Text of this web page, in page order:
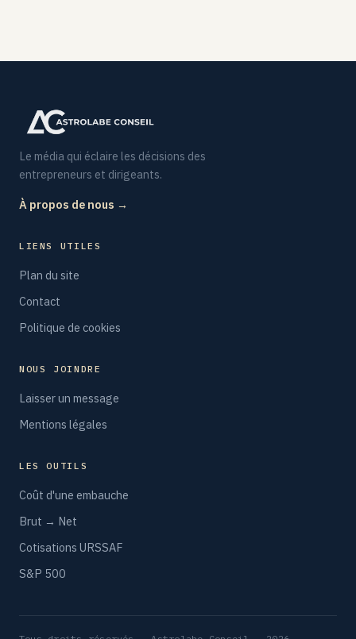
Le média qui éclaire les décisions des
entrepreneurs et dirigeants.
À propos de nous →
LIENS UTILES
Plan du site
Contact
Politique de cookies
NOUS JOINDRE
Laisser un message
Mentions légales
LES OUTILS
Coût d'une embauche
Brut → Net
Cotisations URSSAF
S&P 500